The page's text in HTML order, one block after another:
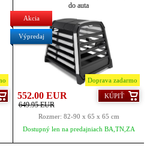
Akcia
Výpredaj
do auta
552.00 EUR
649.95 EUR
Doprava zadarmo
KÚPIŤ
Rozmer: 82-90 x 65 x 65 cm
Dostupný len na predajniach BA,TN,ZA